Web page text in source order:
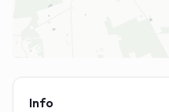
Info